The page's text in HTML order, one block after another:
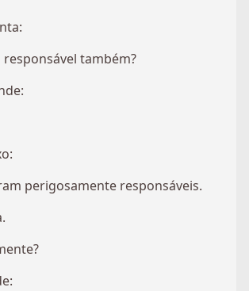
também?
perigosamente responsáveis.